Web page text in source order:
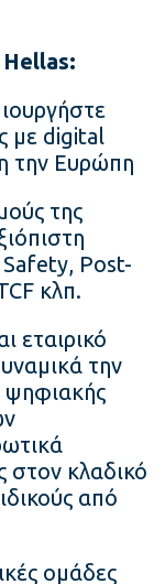
Hellas:
με digital
την Ευρώπη
της
Safety, Post-
κλπ.
εταιρικό
την
ψηφιακής
στον κλαδικό
από
ομάδες